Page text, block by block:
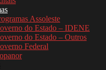
Assoleste
do Estado – IDENE
do Estado – Outros
Federal